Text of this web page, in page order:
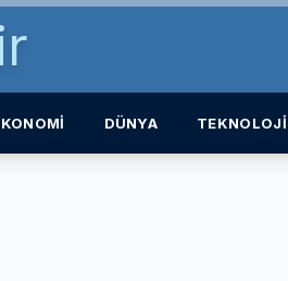
DÜNYA TEKNOLOJİ